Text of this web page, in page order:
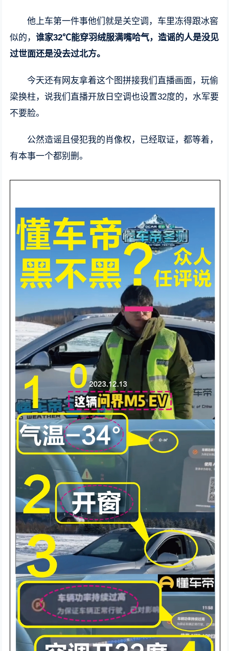
他上车第一件事他们就是关空调，车里冻得跟冰窖
似的，谁家32℃能穿羽绒服满嘴哈气，造谣的人是没见
过世面还是没去过北方。
今天还有网友拿着这个图拼接我们直播画面，玩偷
梁换柱，说我们直播开放日空调也设置32度的，水军要
不要脸。
公然造谣且侵犯我的肖像权，已经取证，都等着，
有本事一个都别删。